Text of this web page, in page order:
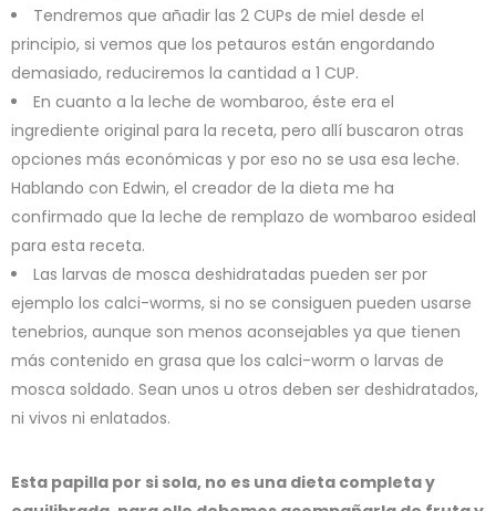
Tendremos que añadir las 2 CUPs de miel desde el
principio, si vemos que los petauros están engordando
demasiado, reduciremos la cantidad a 1 CUP.
En cuanto a la leche de wombaroo, éste era el
ingrediente original para la receta, pero allí buscaron otras
opciones más económicas y por eso no se usa esa leche.
Hablando con Edwin, el creador de la dieta me ha
confirmado que la leche de remplazo de wombaroo esideal
para esta receta.
Las larvas de mosca deshidratadas pueden ser por
ejemplo los calci-worms, si no se consiguen pueden usarse
tenebrios, aunque son menos aconsejables ya que tienen
más contenido en grasa que los calci-worm o larvas de
mosca soldado. Sean unos u otros deben ser deshidratados,
ni vivos ni enlatados.
Esta papilla por si sola, no es una dieta completa y